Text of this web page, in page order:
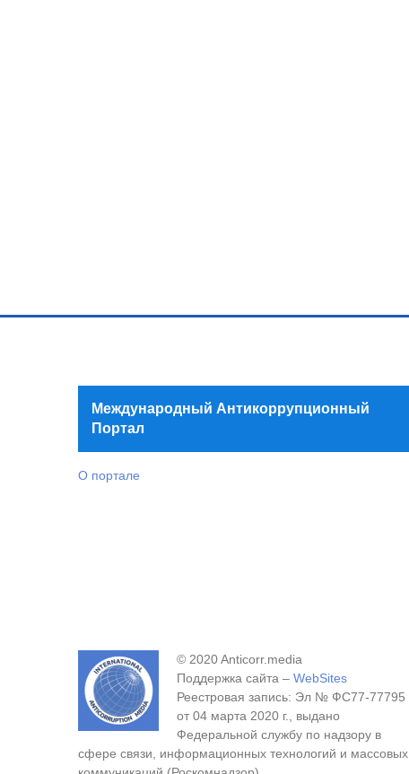
Международный Антикоррупционный
Портал
О портале
© 2020 Anticorr.media
Поддержка сайта – WebSites
Реестровая запись: Эл № ФС77-77795
от 04 марта 2020 г., выдано
Федеральной службу по надзору в
сфере связи, информационных технологий и массовых